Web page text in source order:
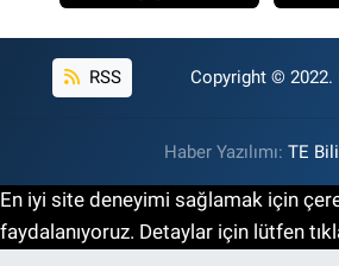
RSS Copyright © 2022.
Haber Yazılımı: TE
En iyi site deneyimi sağlamak için
faydalanıyoruz. Detaylar için lütfen